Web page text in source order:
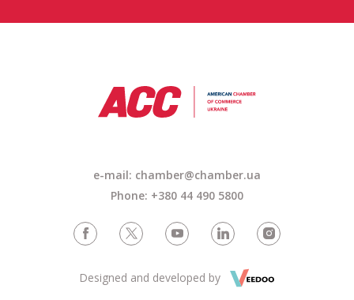
e-mail: chamber@chamber.ua
Phone: +380 44 490 5800
Designed and developed by